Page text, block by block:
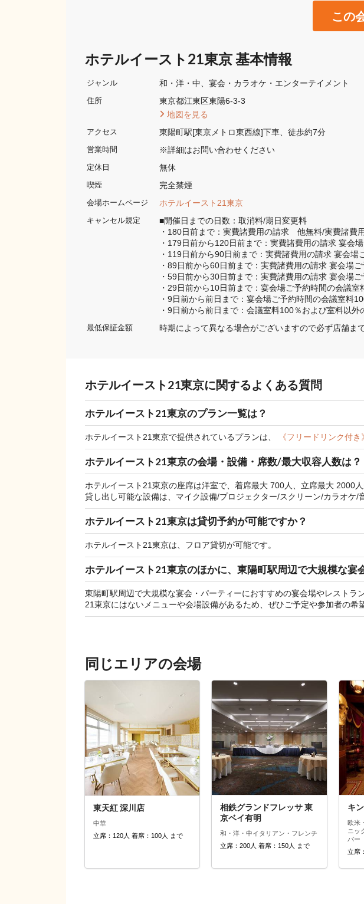
この
ホテルイースト21東京 基本情報
ジャンル 和・洋・中 宴会・カラオケ・エンターテイメント
住所
東京都江東区東陽6-3-3
地図を見る
アクセス 東陽町駅[東京メトロ東西線]下車、徒歩約7分
営業時間 ※詳細はお問い合わせください
定休日 無休
喫煙 完全禁煙
会場ホームページ ホテルイースト21東京
キャンセル規定
■開催日までの日数：取消料/期日変更料
・180日前まで：実費諸費用の請求　他無料/実費諸費
・179日前から120日前まで：実費諸費用の請求 宴会
・119日前から90日前まで：実費諸費用の請求 宴会
・89日前から60日前まで：実費諸費用の請求 宴会場
・59日前から30日前まで：実費諸費用の請求 宴会場
・29日前から10日前まで：宴会場ご予約時間の会議
・9日前から前日まで：宴会場ご予約時間の会議室料
・9日前から前日まで：会議室料100％および室料以
最低保証金額 時期によって異なる場合がございますので必ず店舗ま
ホテルイースト21東京に関するよくある質問
ホテルイースト21東京のプラン一覧は？
ホテルイースト21東京で提供されているプランは、 《フリードリンク付
ホテルイースト21東京の会場・設備・席数/最大収容人数は？
ホテルイースト21東京の座席は洋室で、着席最大 700人、立席最大 2000人
貸し出し可能な設備は、マイク設備/プロジェクター/スクリーン/カラオケ
ホテルイースト21東京は貸切予約が可能ですか？
ホテルイースト21東京は、フロア貸切が可能です。
ホテルイースト21東京のほかに、東陽町駅周辺で大規模な
東陽町駅周辺で大規模な宴会・パーティーにおすすめの宴会場やレストラ
21東京にはないメニューや会場設備があるため、ぜひご予定や参加者の希
同じエリアの会場
東天紅 深川店
中華
立席：120人 着席：100人 まで
相鉄グランドフレッサ 東
京ベイ有明
和・洋・中イタリアン・フレンチ
立席：200人 着席：150人 まで
キ
欧米
ニッ
バー
立席